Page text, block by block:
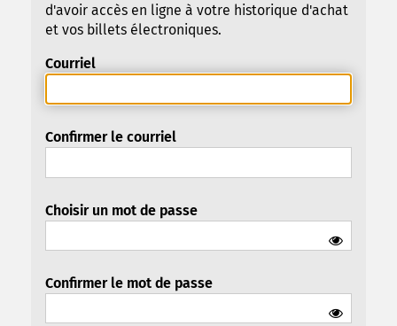
d'avoir accès en ligne à votre historique d'achat
et vos billets électroniques.
Courriel
Confirmer le courriel
Choisir un mot de passe
Confirmer le mot de passe